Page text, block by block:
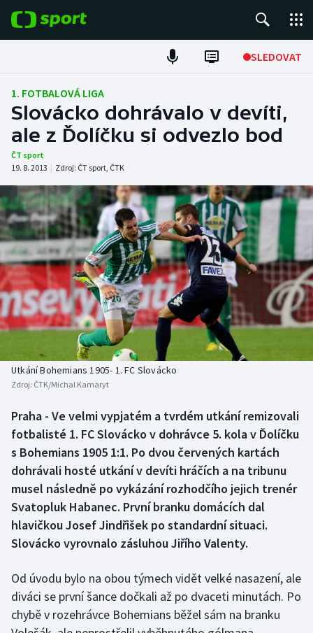
SLEDOVAT
Fotbal
Hokej
Tenis
Atletika
Cyklistika
DALŠÍ SPORTY
Americký fotbal
Baseball a softbal
Basketbal
Biatlon
Boby a skeleton
Box
Curling
Dostihy
Futsal
Golf
NEPŘEHLÉDNĚTE
Soutěže
Historické návraty
Aplikace ČT sport
AZ kvíz
1. FOTBALOVÁ LIGA
Slovácko dohrávalo v devíti,
ale z Ďolíčku si odvezlo bod
ČT sport
19. 8. 2013 | Zdroj: ČT sport, ČTK
Utkání Bohemians 1905- 1. FC Slovácko
Zdroj: ČTK/Michal Kamaryt
Praha - Ve velmi vypjatém a tvrdém utkání remizovali
fotbalisté 1. FC Slovácko v dohrávce 5. kola v Ďolíčku
s Bohemians 1905 1:1. Po dvou červených kartách
dohrávali hosté utkání v devíti hráčích a na tribunu
musel následně po vykázání rozhodčího jejich trenér
Svatopluk Habanec. První branku domácích dal
hlavičkou Josef Jindřišek po standardní situaci.
Slovácko vyrovnalo zásluhou Jiřího Valenty.
Od úvodu bylo na obou týmech vidět velké nasazení, ale
diváci se první šance dočkali až po dvaceti minutách. Po
chybě v rozehrávce Bohemians běžel sám na branku